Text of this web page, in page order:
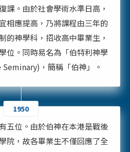
課。由於社會學術水準日高，
相應提高，乃將課程由三年的
的神學科，招收高中畢業生，
位。同時易名為「伯特利神學
，簡稱「伯神」。
1950
五位。由於伯神在本港是戰後
院，故各畢業生不僅回應了全